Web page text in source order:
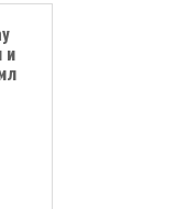
и